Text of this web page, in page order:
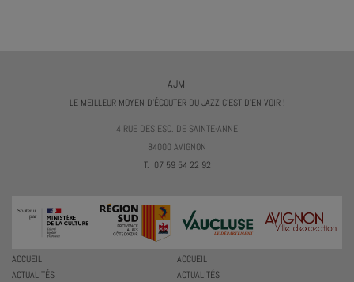
AJMI
LE MEILLEUR MOYEN D'ÉCOUTER DU JAZZ C'EST D'EN VOIR !
4 RUE DES ESC. DE SAINTE-ANNE
84000 AVIGNON
T. 07 59 54 22 92
ACCUEIL
ACTUALITÉS
ACCUEIL
ACTUALITÉS